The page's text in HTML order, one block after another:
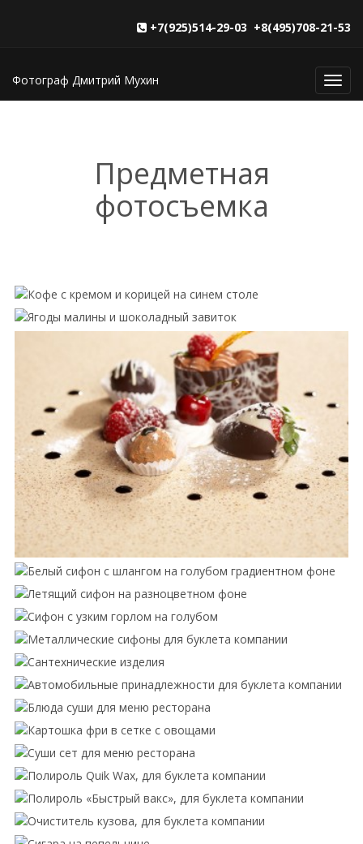
+7(925)514-29-03 +8(495)708-21-53
Фотограф Дмитрий Мухин
Предметная
фотосъемка